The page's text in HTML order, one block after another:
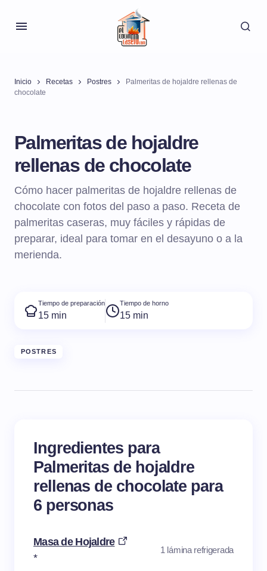
Inicio Recetas Postres
Palmeritas de hojaldre rellenas de
chocolate
Palmeritas de hojaldre
rellenas de chocolate
Cómo hacer palmeritas de hojaldre rellenas de
chocolate con fotos del paso a paso. Receta de
palmeritas caseras, muy fáciles y rápidas de
preparar, ideal para tomar en el desayuno o a la
merienda.
Tiempo de preparación
15 min
Tiempo de horno
15 min
POSTRES
Ingredientes para
Palmeritas de hojaldre
rellenas de chocolate para
6 personas
Masa de Hojaldre
*
1 lámina refrigerada